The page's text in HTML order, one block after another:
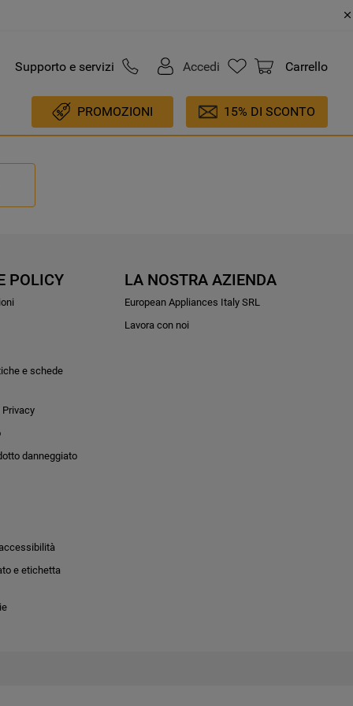
Supporto e servizi Accedi Carrello
PROMOZIONI 15% DI SCONTO
POLICY
e schede
danneggiato
e etichetta
LA NOSTRA AZIENDA
European Appliances Italy SRL
Lavora con noi